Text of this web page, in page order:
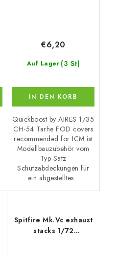
Auf Lager (3 St)
€6,20
IN DEN KORB
Quickboost by AIRES 1/35
CH-54 Tarhe FOD covers
recommended for ICM ist
Modellbauzubehör vom
Typ Satz
Schutzabdeckungen für
ein abgestelltes...
Spitfire Mk.Vc exhaust
stacks 1/72